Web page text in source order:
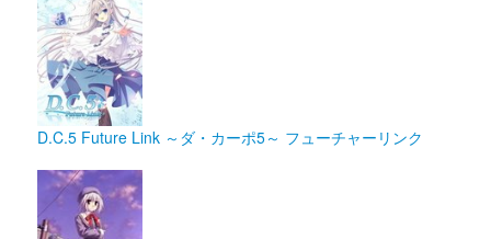
D.C.5 Future Link ～ダ・カーポ5～ フューチャーリンク